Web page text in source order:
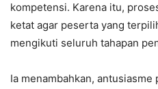
kompetensi. Karena itu,
ketat agar peserta yang
mengikuti seluruh tahapan
Ia menambahkan,